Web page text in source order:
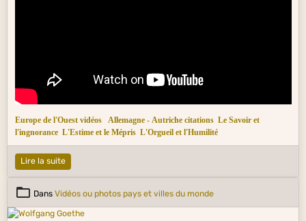
Europe de l'Ouest vidéos Allemagne - Autriche citations Le Savoir et
l'ingnorance L'Estime et le Mépris L'Orgueil et l'Humilité
Lire la suite
Dans Vidéos ou photos pays et villes du monde